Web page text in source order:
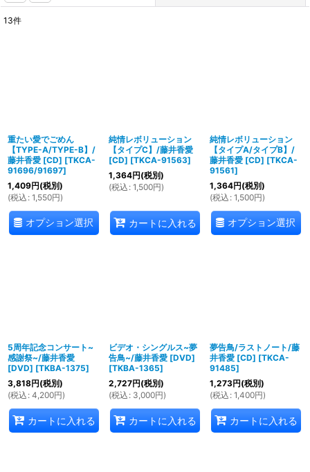
13件
重たい愛でごめん
【TYPE-A/TYPE-B】/
藤井香愛 [CD] [TKCA-
91696/91697]
1,409円(税別)
(税込 : 1,550円)
オプション選択
純情レボリューション
【タイプC】/藤井香愛
[CD] [TKCA-91563]
1,364円(税別)
(税込 : 1,500円)
カートに入れる
純情レボリューション
【タイプA/タイプB】/
藤井香愛 [CD] [TKCA-
91561]
1,364円(税別)
(税込 : 1,500円)
オプション選択
5周年記念コンサート~
感謝祭~/藤井香愛
[DVD] [TKBA-1375]
3,818円(税別)
(税込 : 4,200円)
カートに入れる
ビデオ・シングルス~夢
告鳥~/藤井香愛 [DVD]
[TKBA-1365]
2,727円(税別)
(税込 : 3,000円)
カートに入れる
夢告鳥/ラストノート/藤
井香愛 [CD] [TKCA-
91485]
1,273円(税別)
(税込 : 1,400円)
カートに入れる